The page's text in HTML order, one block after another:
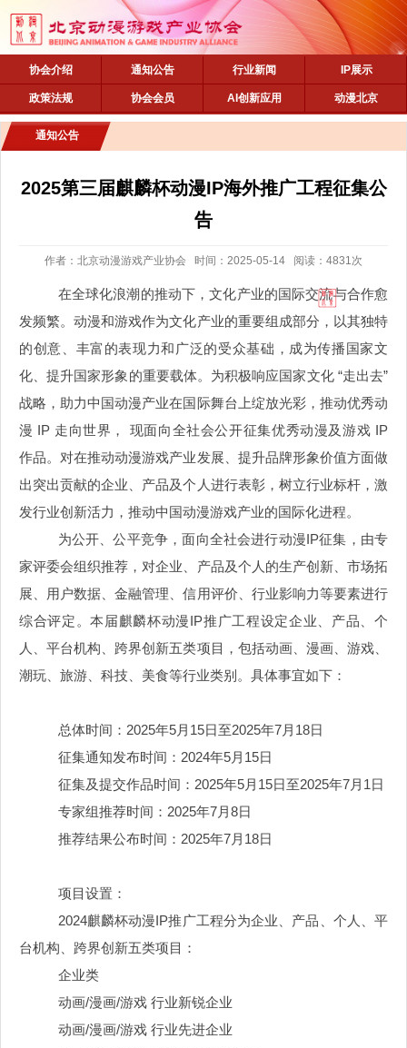
协会介绍 通知公告 行业新闻 IP展示
政策法规 协会会员 AI创新应用 动漫北京
通知公告
2025第三届麒麟杯动漫IP海外推广工程征集公
告
作者：北京动漫游戏产业协会 时间：2025-05-14 阅读：4831次
在全球化浪潮的推动下，文化产业的国际交流与合作愈
发频繁。动漫和游戏作为文化产业的重要组成部分，以其独特
的创意、丰富的表现力和广泛的受众基础，成为传播国家文
化、提升国家形象的重要载体。为积极响应国家文化 “走出去”
战略，助力中国动漫产业在国际舞台上绽放光彩，推动优秀动
漫 IP 走向世界， 现面向全社会公开征集优秀动漫及游戏 IP
作品。对在推动动漫游戏产业发展、提升品牌形象价值方面做
出突出贡献的企业、产品及个人进行表彰，树立行业标杆，激
发行业创新活力，推动中国动漫游戏产业的国际化进程。
为公开、公平竞争，面向全社会进行动漫IP征集，由专
家评委会组织推荐，对企业、产品及个人的生产创新、市场拓
展、用户数据、金融管理、信用评价、行业影响力等要素进行
综合评定。本届麒麟杯动漫IP推广工程设定企业、产品、个
人、平台机构、跨界创新五类项目，包括动画、漫画、游戏、
潮玩、旅游、科技、美食等行业类别。具体事宜如下：
总体时间： 2025年5月15日至2025年7月18日
征集通知发布时间： 2024年5月15日
征集及提交作品时间： 2025年5月15日至2025年7月1日
专家组推荐时间： 2025年7月8日
推荐结果公布时间： 2025年7月18日
项目设置：
2024麒麟杯动漫IP推广工程分为企业、产品、个人、平
台机构、跨界创新五类项目：
企业类
动画/漫画/游戏 行业新锐企业
动画/漫画/游戏 行业先进企业